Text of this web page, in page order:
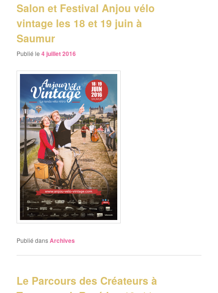
Salon et Festival Anjou vélo
vintage les 18 et 19 juin à
Saumur
Publié le4 juillet 2016
Publié dansArchives
Le Parcours des Créateurs à